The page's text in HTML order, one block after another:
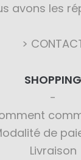
avons les
>
SHOPPING
de
Livraison